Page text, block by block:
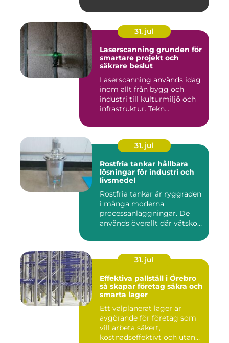
31. jul
Laserscanning grunden för
smartare projekt och
säkrare beslut
Laserscanning används idag
inom allt från bygg och
industri till kulturmiljö och
infrastruktur. Tekn...
31. jul
Rostfria tankar hållbara
lösningar för industri och
livsmedel
Rostfria tankar är ryggraden
i många moderna
processanläggningar. De
används överallt där vätskor,
31. jul
Effektiva pallställ i Örebro
så skapar företag säkra och
smarta lager
Ett välplanerat lager är
avgörande för företag som
vill arbeta säkert,
kostnadseffektivt och utan